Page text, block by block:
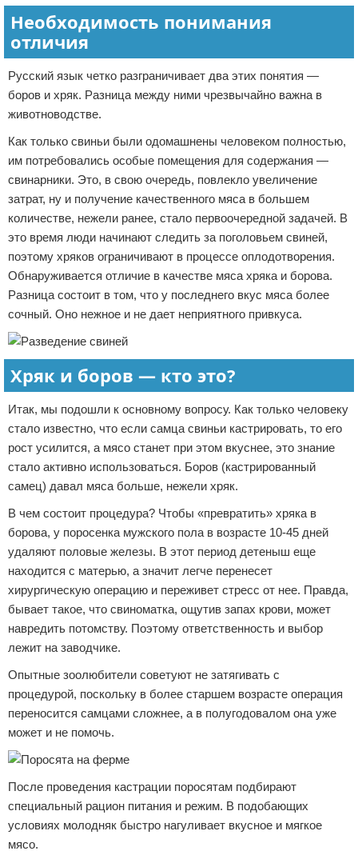
Необходимость понимания
отличия
Русский язык четко разграничивает два этих понятия —
боров и хряк. Разница между ними чрезвычайно важна в
животноводстве.
Как только свиньи были одомашнены человеком полностью,
им потребовались особые помещения для содержания —
свинарники. Это, в свою очередь, повлекло увеличение
затрат, ну и получение качественного мяса в большем
количестве, нежели ранее, стало первоочередной задачей. В
это время люди начинают следить за поголовьем свиней,
поэтому хряков ограничивают в процессе оплодотворения.
Обнаруживается отличие в качестве мяса хряка и борова.
Разница состоит в том, что у последнего вкус мяса более
сочный. Оно нежное и не дает неприятного привкуса.
Хряк и боров — кто это?
Итак, мы подошли к основному вопросу. Как только человеку
стало известно, что если самца свиньи кастрировать, то его
рост усилится, а мясо станет при этом вкуснее, это знание
стало активно использоваться. Боров (кастрированный
самец) давал мяса больше, нежели хряк.
В чем состоит процедура? Чтобы «превратить» хряка в
борова, у поросенка мужского пола в возрасте 10-45 дней
удаляют половые железы. В этот период детеныш еще
находится с матерью, а значит легче перенесет
хирургическую операцию и переживет стресс от нее. Правда,
бывает такое, что свиноматка, ощутив запах крови, может
навредить потомству. Поэтому ответственность и выбор
лежит на заводчике.
Опытные зоолюбители советуют не затягивать с
процедурой, поскольку в более старшем возрасте операция
переносится самцами сложнее, а в полугодовалом она уже
может и не помочь.
После проведения кастрации поросятам подбирают
специальный рацион питания и режим. В подобающих
условиях молодняк быстро нагуливает вкусное и мягкое
мясо.